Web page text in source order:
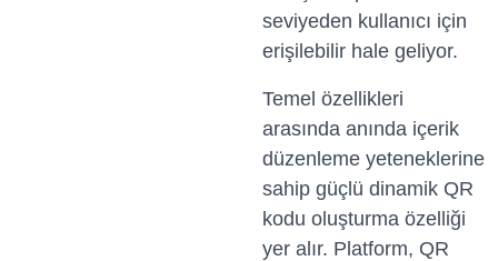
seviyeden kullanıcı için
erişilebilir hale geliyor.
Temel özellikleri
arasında anında içerik
düzenleme yeteneklerine
sahip güçlü dinamik QR
kodu oluşturma özelliği
yer alır. Platform, QR